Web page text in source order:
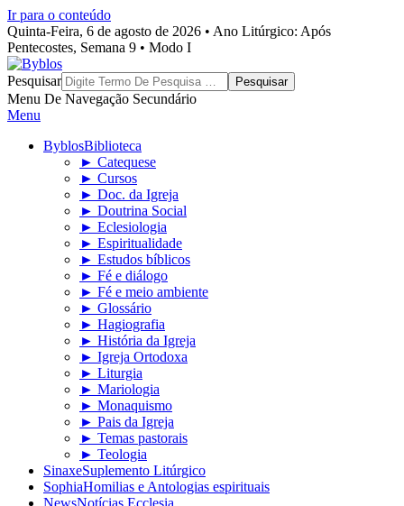
Ir para o conteúdo
Quinta-Feira, 6 de agosto de 2026 • Ano Litúrgico: Após
Pentecostes, Semana 9 • Modo I
Byblos
Pesquisar
Menu De Navegação Secundário
Menu
ByblosBiblioteca
► Catequese
► Cursos
► Doc. da Igreja
► Doutrina Social
► Eclesiologia
► Espiritualidade
► Estudos bíblicos
► Fé e diálogo
► Fé e meio ambiente
► Glossário
► Hagiografia
► História da Igreja
► Igreja Ortodoxa
► Liturgia
► Mariologia
► Monaquismo
► Pais da Igreja
► Temas pastorais
► Teologia
SinaxeSuplemento Litúrgico
SophiaHomilias e Antologias espirituais
NewsNotícias Ecclesia